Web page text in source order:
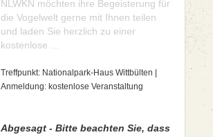
NLWKN möchten ihre Begeisterung für
die Vogelwelt gerne mit Ihnen teilen
und laden Sie herzlich zu einer
kostenlose ...
Treffpunkt: Nationalpark-Haus Wittbülten |
Anmeldung: kostenlose Veranstaltung
Abgesagt - Bitte beachten Sie, dass